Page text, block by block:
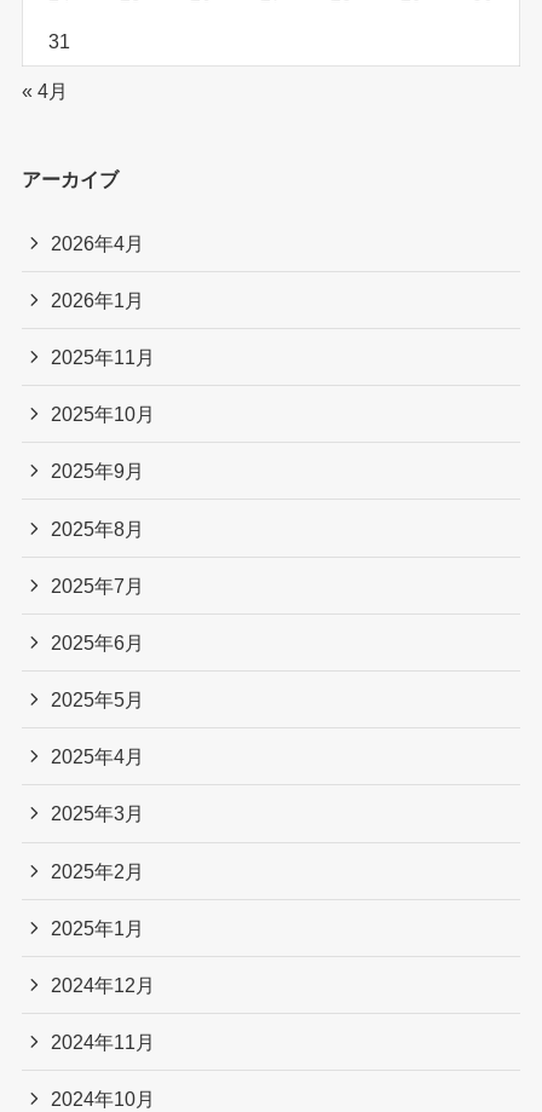
31
« 4月
アーカイブ
2026年4月
2026年1月
2025年11月
2025年10月
2025年9月
2025年8月
2025年7月
2025年6月
2025年5月
2025年4月
2025年3月
2025年2月
2025年1月
2024年12月
2024年11月
2024年10月